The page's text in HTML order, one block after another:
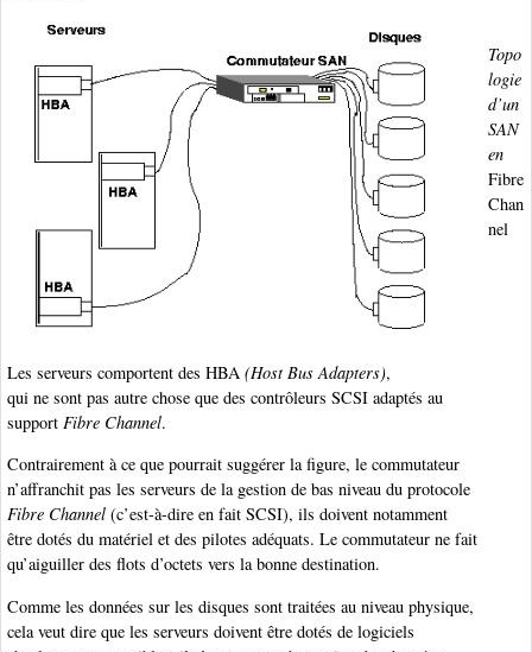
Topo
logie
d’un
SAN
en
Fibre
Chan
nel
Les serveurs comportent des HBA (Host Bus Adapters),
qui ne sont pas autre chose que des contrôleurs SCSI adaptés au
support Fibre Channel.
Contrairement à ce que pourrait suggérer la figure, le commutateur
n’affranchit pas les serveurs de la gestion de bas niveau du protocole
Fibre Channel (c’est-à-dire en fait SCSI), ils doivent notamment
être dotés du matériel et des pilotes adéquats. Le commutateur ne fait
qu’aiguiller des flots d’octets vers la bonne destination.
Comme les données sur les disques sont traitées au niveau physique,
cela veut dire que les serveurs doivent être dotés de logiciels